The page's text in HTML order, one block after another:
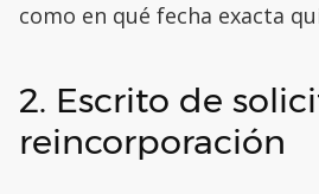
como en qué fecha exacta
2. Escrito de
reincorporación